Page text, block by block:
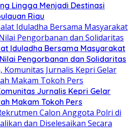
Lingga Menjadi Destinasi
Riau
Iduladha Bersama Masyarakat
Pengorbanan dan Solidaritas
Jurnalis Kepri Gelar
Makam Tokoh Pers